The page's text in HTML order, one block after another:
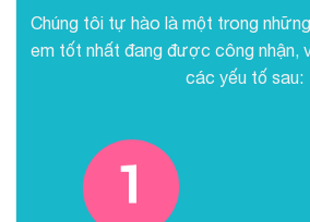
Chúng tôi tự hào là một trong
em tốt nhất đang được công nhận,
các yếu tố sau: